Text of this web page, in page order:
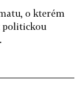
o kterém
politickou